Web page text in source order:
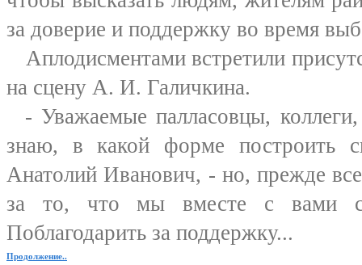
за доверие и поддержку во время
Аплодисментами встретили
на сцену А. И. Галичкина.
- Уважаемые палласовцы,
знаю, в какой форме построить
Анатолий Иванович, - но, прежде
за то, что мы вместе с вами
Поблагодарить за поддержку...
Продолжение..